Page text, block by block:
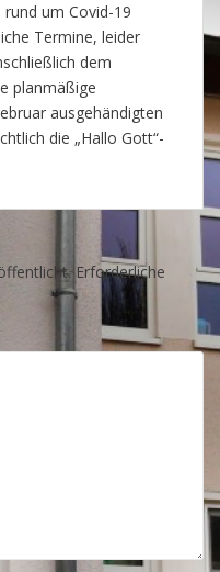
um Covid-19
Termine, leider
dem
planmäßige
ausgehändigten
die „Hallo Gott“-
Erforderliche